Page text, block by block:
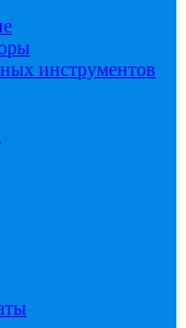
инструментов